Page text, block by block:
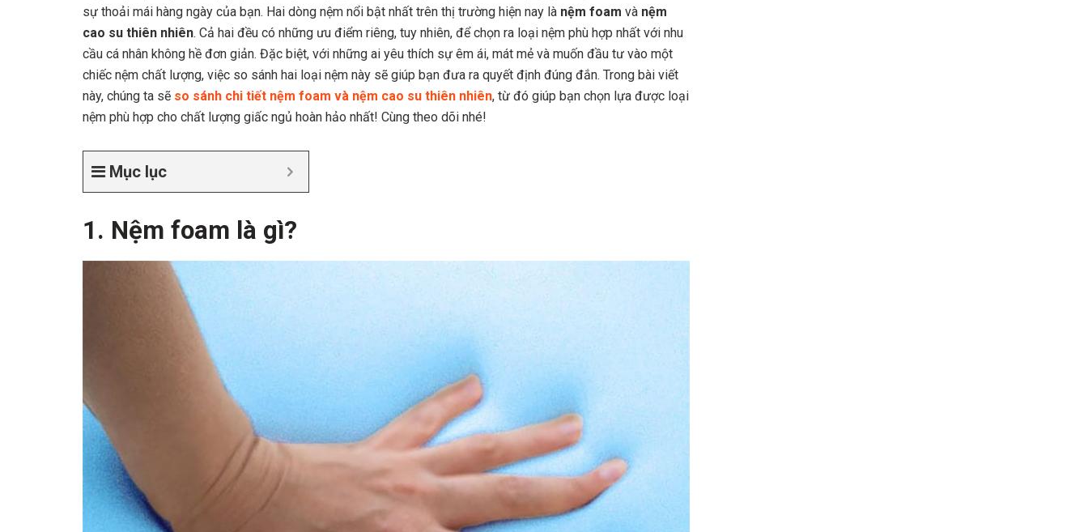
sự thoải mái hàng ngày của bạn. Hai dòng nệm nổi bật nhất trên thị trường hiện nay là nệm foam và nệm
cao su thiên nhiên. Cả hai đều có những ưu điểm riêng, tuy nhiên, để chọn ra loại nệm phù hợp nhất với nhu
cầu cá nhân không hề đơn giản. Đặc biệt, với những ai yêu thích sự êm ái, mát mẻ và muốn đầu tư vào một
chiếc nệm chất lượng, việc so sánh hai loại nệm này sẽ giúp bạn đưa ra quyết định đúng đắn. Trong bài viết
này, chúng ta sẽ so sánh chi tiết nệm foam và nệm cao su thiên nhiên, từ đó giúp bạn chọn lựa được loại
nệm phù hợp cho chất lượng giấc ngủ hoàn hảo nhất! Cùng theo dõi nhé!
Mục lục
1. Nệm foam là gì?